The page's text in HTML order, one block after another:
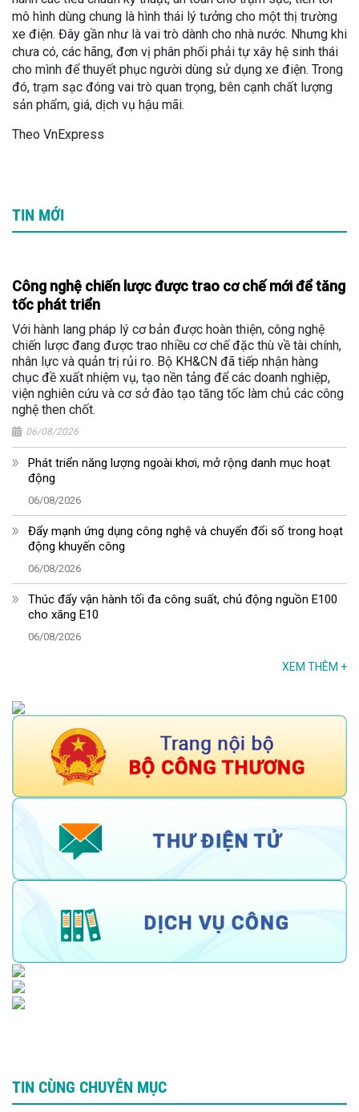
mô hình dùng chung là hình thái lý tưởng cho một thị trường
xe điện. Đây gần như là vai trò dành cho nhà nước. Nhưng khi
chưa có, các hãng, đơn vị phân phối phải tự xây hệ sinh thái
cho mình để thuyết phục người dùng sử dụng xe điện. Trong
đó, trạm sạc đóng vai trò quan trọng, bên cạnh chất lượng
sản phẩm, giá, dịch vụ hậu mãi.
Theo VnExpress
TIN MỚI
Công nghệ chiến lược được trao cơ chế mới để tăng
tốc phát triển
Với hành lang pháp lý cơ bản được hoàn thiện, công nghệ
chiến lược đang được trao nhiều cơ chế đặc thù về tài chính,
nhân lực và quản trị rủi ro. Bộ KH&CN đã tiếp nhận hàng
chục đề xuất nhiệm vụ, tạo nền tảng để các doanh nghiệp,
viện nghiên cứu và cơ sở đào tạo tăng tốc làm chủ các công
nghệ then chốt.
06/08/2026
Phát triển năng lượng ngoài khơi, mở rộng danh mục hoạt
động
06/08/2026
Đẩy mạnh ứng dụng công nghệ và chuyển đổi số trong hoạt
động khuyến công
06/08/2026
Thúc đẩy vận hành tối đa công suất, chủ động nguồn E100
cho xăng E10
06/08/2026
XEM THÊM +
TIN CÙNG CHUYÊN MỤC